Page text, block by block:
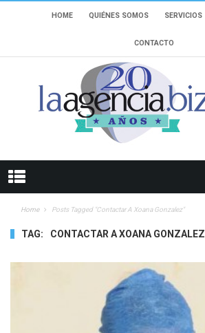
HOME QUIÉNES SOMOS SERVICIOS
CONTACTO
Home Posts Tagged "contactar A Xoana Gonzalez"
TAG: CONTACTAR A XOANA GONZALEZ